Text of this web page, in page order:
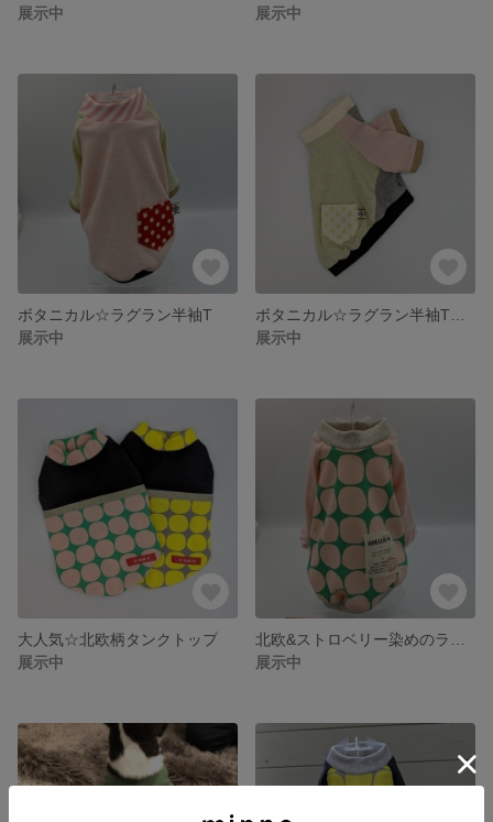
展示中
展示中
ボタニカル☆ラグラン半袖T
展示中
展示中
大人気☆北欧柄タンクトップ
展示中
展示中